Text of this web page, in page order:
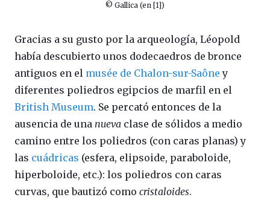
© Gallica (en [1])
Gracias a su gusto por la arqueología, Léopold
había descubierto unos dodecaedros de bronce
antiguos en el musée de Chalon-sur-Saône y
diferentes poliedros egipcios de marfil en el
British Museum. Se percató entonces de la
ausencia de una nueva clase de sólidos a medio
camino entre los poliedros (con caras planas) y
las cuádricas (esfera, elipsoide, paraboloide,
hiperboloide, etc.): los poliedros con caras
curvas, que bautizó como cristaloides.